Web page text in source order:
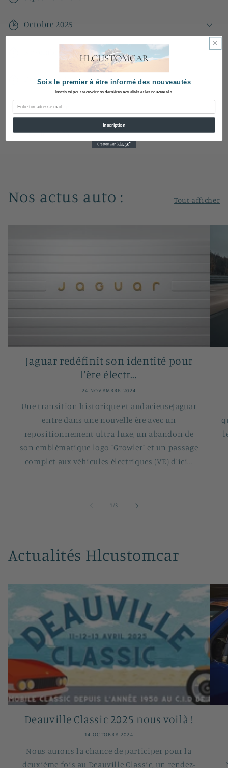
Octobre 2025
Novembre 2025
Décembre 2025
Janvier 2026
Février 2026
Nos actus auto : Tout afficher
Jaguar redéfinit son identité pour
l'ère électr...
24 NOVEMBRE 2024
Une transition historique et audacieuseJaguar
entre dans une nouvelle ère avec un
repositionnement ultra-luxe, un abandon de
son emblématique logo "Growler" et un passage
complet aux véhicules électriques (VE) d'ici...
1 /de3
Actualités Hlcustomcar
Deauville Classic 2025 nous voilà !
14 OCTOBRE 2024
Nous aurons la chance de participer pour la
deuxième fois au Deauville Classic, un rendez-
Sois le premier à être informé des nouveautés
Inscris toi pour recevoir nos dernières actualités et les nouveautés.
Email
Inscription